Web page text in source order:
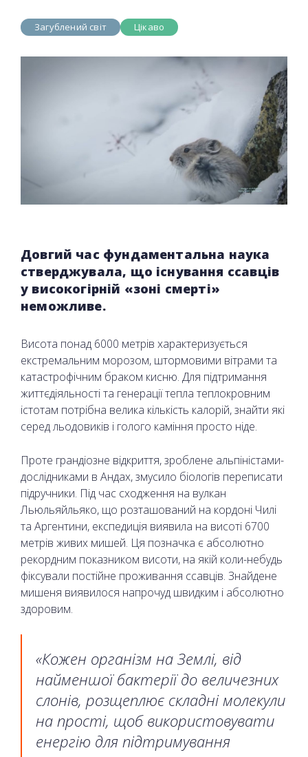
Загублений світ Цікаво
Довгий час фундаментальна наука
стверджувала, що існування ссавців
у високогірній «зоні смерті»
неможливе.
Висота понад 6000 метрів характеризується
екстремальним морозом, штормовими вітрами та
катастрофічним браком кисню. Для підтримання
життєдіяльності та генерації тепла теплокровним
істотам потрібна велика кількість калорій, знайти які
серед льодовиків і голого каміння просто ніде.
Проте грандіозне відкриття, зроблене альпіністами-
дослідниками в Андах, змусило біологів переписати
підручники. Під час сходження на вулкан
Льюльяйльяко, що розташований на кордоні Чилі
та Аргентини, експедиція виявила на висоті 6700
метрів живих мишей. Ця позначка є абсолютно
рекордним показником висоти, на якій коли-небудь
фіксували постійне проживання ссавців. Знайдене
мишеня виявилося напрочуд швидким і абсолютно
здоровим.
«Кожен організм на Землі, від
найменшої бактерії до величезних
слонів, розщеплює складні молекули
на прості, щоб використовувати
енергію для підтримування